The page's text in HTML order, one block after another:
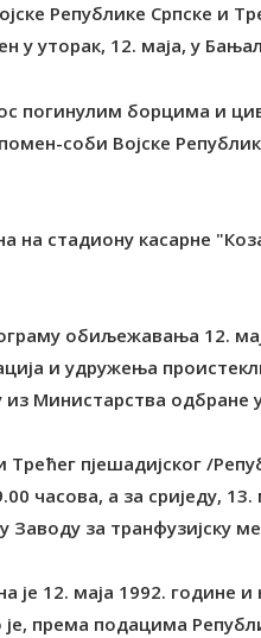
Републике Српске и
у уторак, 12. маја, у
погинулим борцима и
соби Војске
на стадиону касарне
обиљежавања 12.
и удружења
из Министарства одбране
пјешадијског /
часова, а за сриједу,
за транфузијску
је 12. маја 1992. године
према подацима